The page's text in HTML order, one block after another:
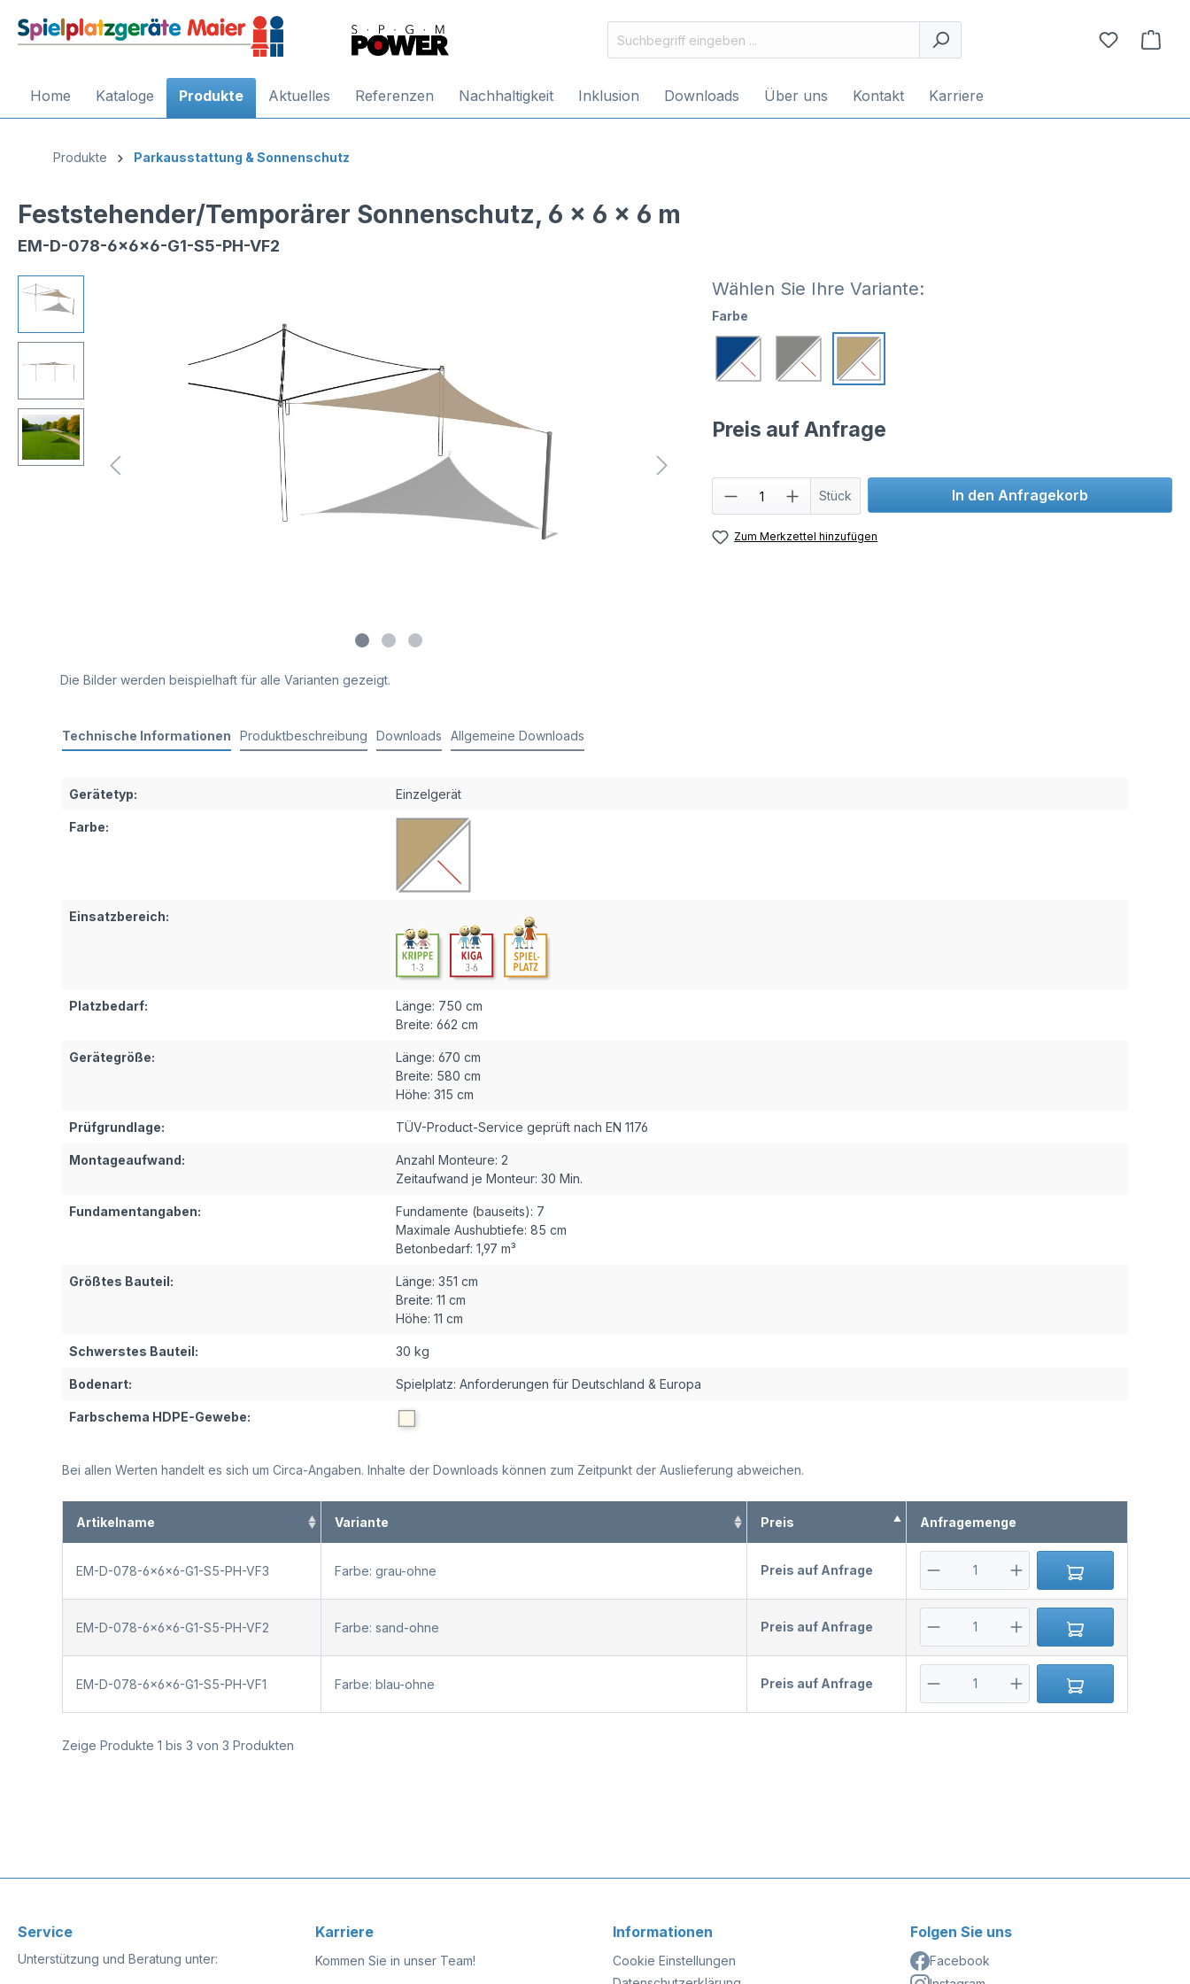
Home Kataloge Produkte Aktuelles Referenzen Nachhaltigkeit Inklusion Downloads Über uns Kontakt Karriere
Produkte Parkausstattung & Sonnenschutz
Feststehender/Temporärer Sonnenschutz, 6 x 6 x 6 m
EM-D-078-6x6x6-G1-S5-PH-VF2
Die Bilder werden beispielhaft für alle Varianten gezeigt.
Wählen Sie Ihre Variante:
Farbe
Preis auf Anfrage
Stück In den Anfragekorb
Zum Merkzettel hinzufügen
Technische Informationen Produktbeschreibung Downloads Allgemeine Downloads
Gerätetyp: Einzelgerät
Farbe:
Einsatzbereich:
Platzbedarf: Länge: 750 cm
Breite: 662 cm
Gerätegröße: Länge: 670 cm
Breite: 580 cm
Höhe: 315 cm
Prüfgrundlage: TÜV-Product-Service geprüft nach EN 1176
Montageaufwand: Anzahl Monteure: 2
Zeitaufwand je Monteur: 30 Min.
Fundamentangaben: Fundamente (bauseits): 7
Maximale Aushubtiefe: 85 cm
Betonbedarf: 1,97 m³
Größtes Bauteil: Länge: 351 cm
Breite: 11 cm
Höhe: 11 cm
Schwerstes Bauteil: 30 kg
Bodenart: Spielplatz: Anforderungen für Deutschland & Europa
Farbschema HDPE-Gewebe:
Bei allen Werten handelt es sich um Circa-Angaben. Inhalte der Downloads können zum Zeitpunkt der Auslieferung abweichen.
Artikelname Variante Preis Anfragemenge
EM-D-078-6x6x6-G1-S5-PH-VF3 Farbe: grau-ohne Preis auf Anfrage
EM-D-078-6x6x6-G1-S5-PH-VF2 Farbe: sand-ohne Preis auf Anfrage
EM-D-078-6x6x6-G1-S5-PH-VF1 Farbe: blau-ohne Preis auf Anfrage
Zeige Produkte 1 bis 3 von 3 Produkten
Service
Unterstützung und Beratung unter:
Karriere
Kommen Sie in unser Team!
Informationen
Cookie Einstellungen
Folgen Sie uns
Facebook